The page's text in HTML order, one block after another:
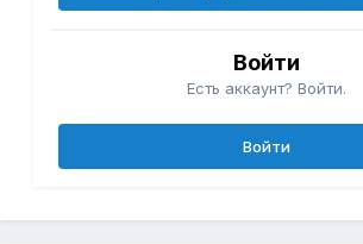
Войти
Есть аккаунт? Войти.
Войти